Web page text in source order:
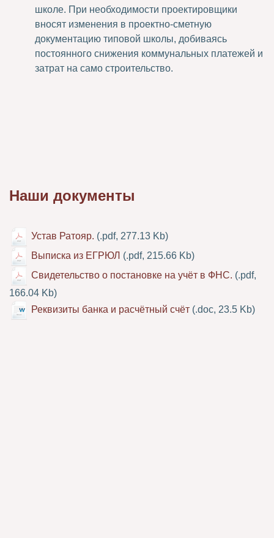
школе. При необходимости проектировщики
вносят изменения в проектно-сметную
документацию типовой школы, добиваясь
постоянного снижения коммунальных платежей и
затрат на само строительство.
Наши документы
Устав Ратояр. (.pdf, 277.13 Kb)
Выписка из ЕГРЮЛ (.pdf, 215.66 Kb)
Свидетельство о постановке на учёт в ФНС. (.pdf,
166.04 Kb)
Реквизиты банка и расчётный счёт (.doc, 23.5 Kb)